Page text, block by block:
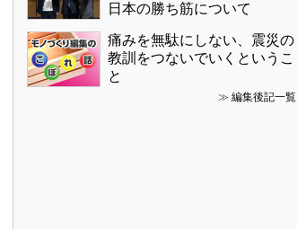
日本の勝ち筋について
痛みを無駄にしない、震災の
教訓をつないでいくというこ
と
≫ 編集後記一覧